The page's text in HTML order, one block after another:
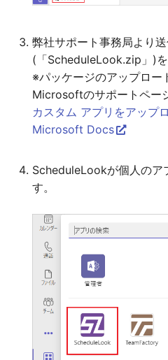
弊社サポート事務局より
(「ScheduleLook.zip」)を
※パッケージのアップロー
Microsoftのサポートペー
カスタム アプリをアップ
Microsoft Docs
ScheduleLookが個人のア
す。